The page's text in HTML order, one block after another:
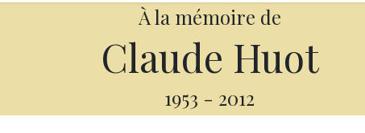
À la mémoire de
Claude Huot
1953 - 2012